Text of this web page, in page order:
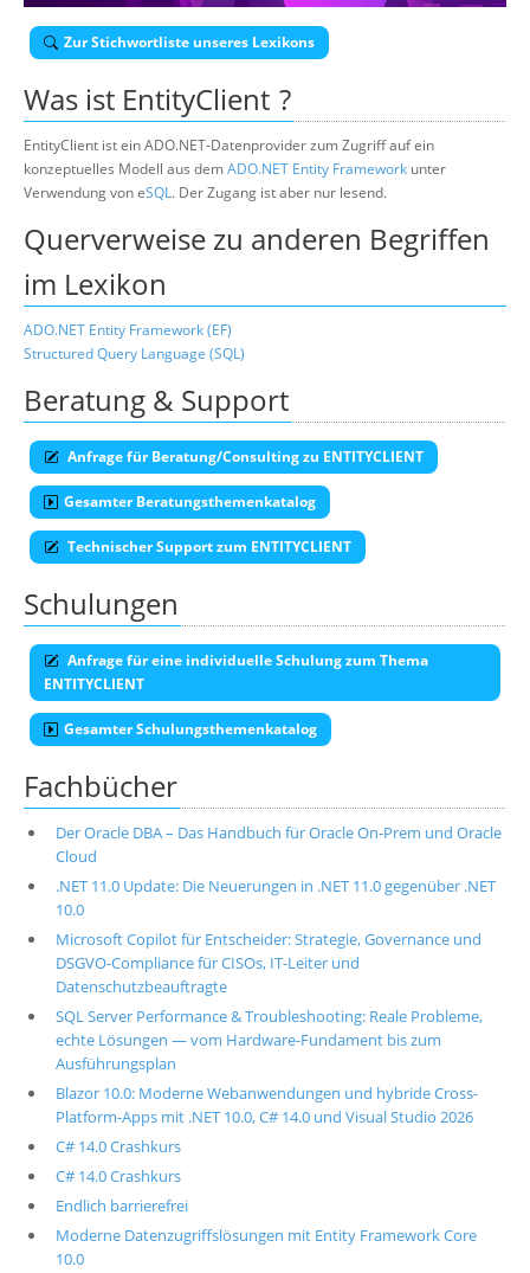
Über uns
Zur Stichwortliste unseres Lexikons
Was ist EntityClient ?
EntityClient ist ein ADO.NET-Datenprovider zum Zugriff auf ein
konzeptuelles Modell aus demADO.NET Entity Framework unter
Verwendung von eSQL. Der Zugang ist aber nur lesend.
Querverweise zu anderen Begriffen
im Lexikon
ADO.NET Entity Framework (EF)
Structured Query Language (SQL)
Beratung & Support
Anfrage für Beratung/Consulting zu ENTITYCLIENT
Gesamter Beratungsthemenkatalog
Technischer Support zum ENTITYCLIENT
Schulungen
Anfrage für eine individuelle Schulung zum Thema
ENTITYCLIENT
Gesamter Schulungsthemenkatalog
Fachbücher
Der Oracle DBA – Das Handbuch für Oracle On-Prem und Oracle
Cloud
.NET 11.0 Update: Die Neuerungen in .NET 11.0 gegenüber .NET
10.0
Microsoft Copilot für Entscheider: Strategie, Governance und
DSGVO-Compliance für CISOs, IT-Leiter und
Datenschutzbeauftragte
SQL Server Performance & Troubleshooting: Reale Probleme,
echte Lösungen — vom Hardware-Fundament bis zum
Ausführungsplan
Blazor 10.0: Moderne Webanwendungen und hybride Cross-
Platform-Apps mit .NET 10.0, C# 14.0 und Visual Studio 2026
C# 14.0 Crashkurs
C# 14.0 Crashkurs
Endlich barrierefrei
Moderne Datenzugriffslösungen mit Entity Framework Core
10.0